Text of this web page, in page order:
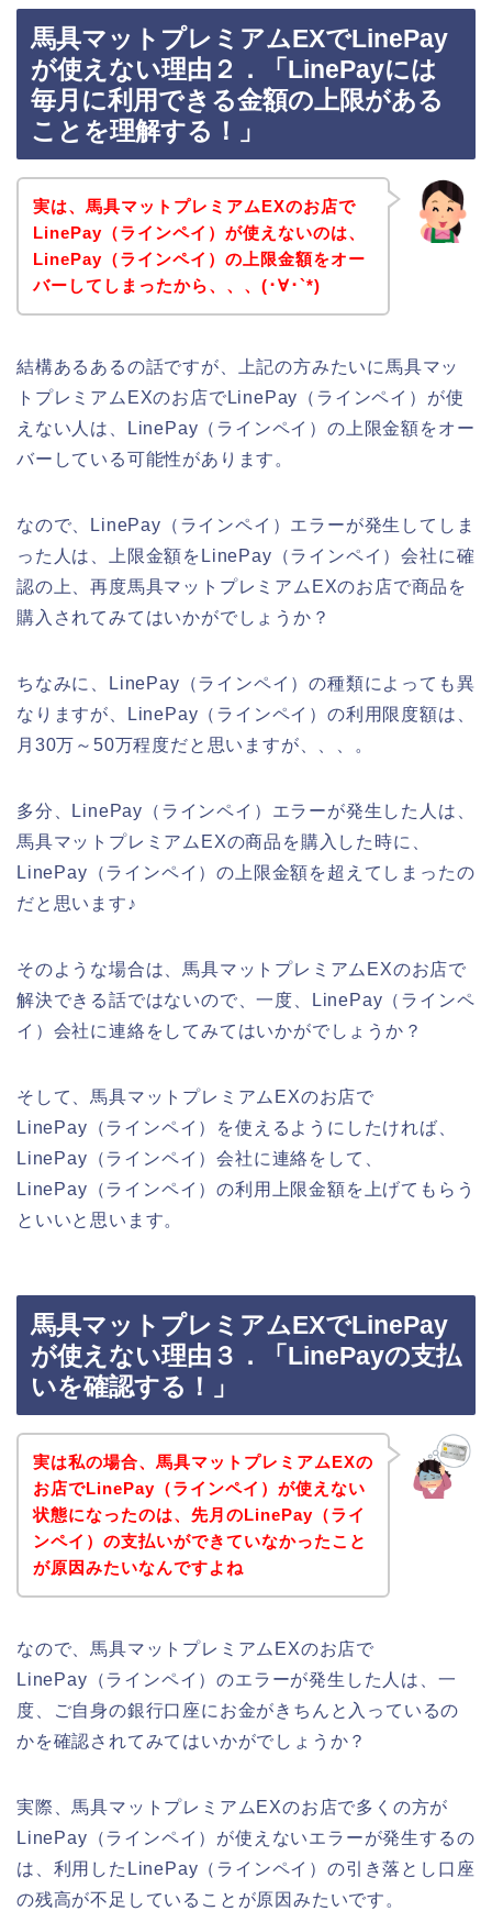
馬具マットプレミアムEXでLinePay
が使えない理由２．「LinePayには
毎月に利用できる金額の上限がある
ことを理解する！」
実は、馬具マットプレミアムEXのお店で
LinePay（ラインペイ）が使えないのは、
LinePay（ラインペイ）の上限金額をオー
バーしてしまったから、、、(･∀･`*)
結構あるあるの話ですが、上記の方みたいに馬具マッ
トプレミアムEXのお店でLinePay（ラインペイ）が使
えない人は、LinePay（ラインペイ）の上限金額をオー
バーしている可能性があります。
なので、LinePay（ラインペイ）エラーが発生してしま
った人は、上限金額をLinePay（ラインペイ）会社に確
認の上、再度馬具マットプレミアムEXのお店で商品を
購入されてみてはいかがでしょうか？
ちなみに、LinePay（ラインペイ）の種類によっても異
なりますが、LinePay（ラインペイ）の利用限度額は、
月30万～50万程度だと思いますが、、、。
多分、LinePay（ラインペイ）エラーが発生した人は、
馬具マットプレミアムEXの商品を購入した時に、
LinePay（ラインペイ）の上限金額を超えてしまったの
だと思います♪
そのような場合は、馬具マットプレミアムEXのお店で
解決できる話ではないので、一度、LinePay（ラインペ
イ）会社に連絡をしてみてはいかがでしょうか？
そして、馬具マットプレミアムEXのお店で
LinePay（ラインペイ）を使えるようにしたければ、
LinePay（ラインペイ）会社に連絡をして、
LinePay（ラインペイ）の利用上限金額を上げてもらう
といいと思います。
馬具マットプレミアムEXでLinePay
が使えない理由３．「LinePayの支払
いを確認する！」
実は私の場合、馬具マットプレミアムEXの
お店でLinePay（ラインペイ）が使えない
状態になったのは、先月のLinePay（ライ
ンペイ）の支払いができていなかったこと
が原因みたいなんですよね
なので、馬具マットプレミアムEXのお店で
LinePay（ラインペイ）のエラーが発生した人は、一
度、ご自身の銀行口座にお金がきちんと入っているの
かを確認されてみてはいかがでしょうか？
実際、馬具マットプレミアムEXのお店で多くの方が
LinePay（ラインペイ）が使えないエラーが発生するの
は、利用したLinePay（ラインペイ）の引き落とし口座
の残高が不足していることが原因みたいです。